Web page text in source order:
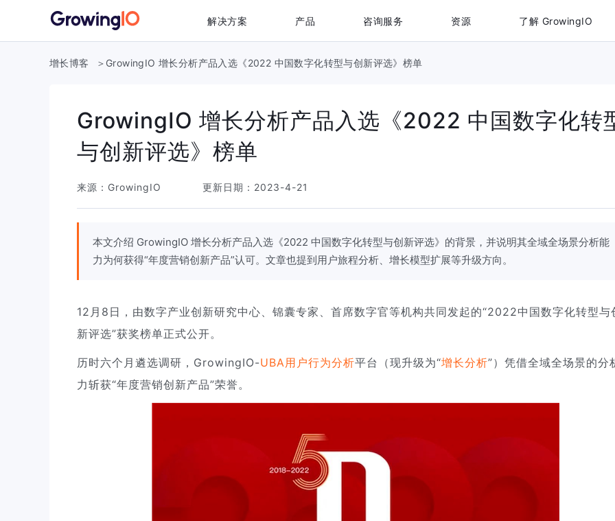
解决方案 产品 咨询服务 资源 了解 GrowingIO
增长博客 GrowingIO 增长分析产品入选《2022 中国数字化转型与创新评选》榜单
GrowingIO 增长分析产品入选《2022 中国数字化转
与创新评选》榜单
来源： GrowingIO 更新日期： 2023-4-21
本文介绍 GrowingIO 增长分析产品入选《2022 中国数字化转型与创新评选》的背景，并说明其全域全场景分析能
力为何获得“年度营销创新产品”认可。文章也提到用户旅程分析、增长模型扩展等升级方向。
12月8日，由数字产业创新研究中心、锦囊专家、首席数字官等机构共同发起的“2022中国数字化转型与
新评选”获奖榜单正式公开。
历时六个月遴选调研，GrowingIO-UBA用户行为分析平台（现升级为“增长分析”）凭借全域全场景的分
力斩获“年度营销创新产品”荣誉。